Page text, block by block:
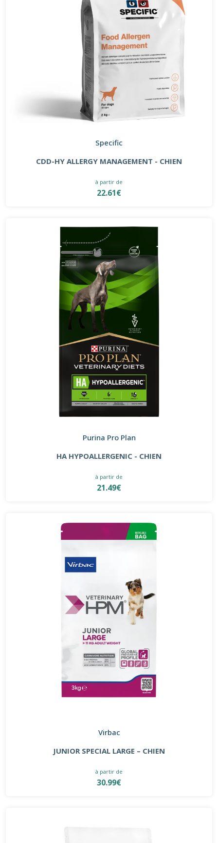
Specific
CDD-HY ALLERGY MANAGEMENT - CHIEN
à partir de
22.61€
Purina Pro Plan
HA HYPOALLERGENIC - CHIEN
à partir de
21.49€
Virbac
JUNIOR SPECIAL LARGE – CHIEN
à partir de
30.99€